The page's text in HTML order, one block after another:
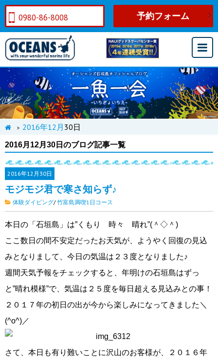
0980-86-8008 予約フォーム
> 2016年12月 30日
2016月12月30日のブログ記事一覧
2016年12月30日
モジモジ君で寒さ知らず♪
体験ダイビング/ 竹富島満喫1日コース
本日の「石垣島」は”くもり 時々 晴れ”(＾◇＾)
ここ数日の間不安定だったお天気が、ようやく回復の見込
みとなりまして、今日の気温は２３度となりました♪
週間天気予報をチェックすると、年明けの石垣島はずっ
と”晴れ模様”で、気温は２５度を毎日超える見込みとの事！
２０１７年の初日の出が今から楽しみになってきました＼
(^o^)／
さて、本日も有り難いことに沢山のお客様が、２０１６年